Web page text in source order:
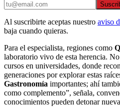
Al suscribirte aceptas nuestro aviso
baja cuando quieras.
Para el especialista, regiones como
laboratorio vivo de esta herencia.
cursos en universidades, donde
generaciones por explorar estas
Gastronomía importantes; ahí
como complemento”, señala,
conocimientos pueden detonar